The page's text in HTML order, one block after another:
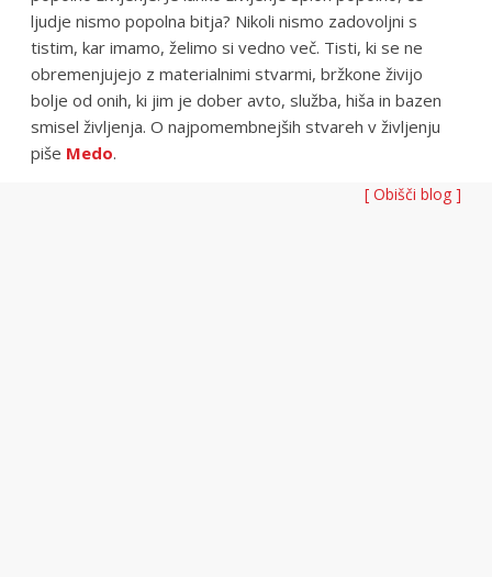
ljudje nismo popolna bitja? Nikoli nismo zadovoljni s
tistim, kar imamo, želimo si vedno več. Tisti, ki se ne
obremenjujejo z materialnimi stvarmi, bržkone živijo
bolje od onih, ki jim je dober avto, služba, hiša in bazen
smisel življenja. O najpomembnejših stvareh v življenju
piše Medo.
[ Obišči blog ]